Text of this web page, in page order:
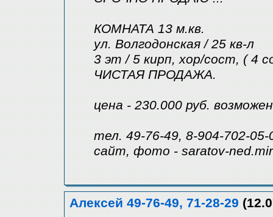
КОМНАТА 13 м.кв.
ул. Волгодонская / 25 кв-л
3 эт / 5 кирп, хор/сост, ( 4
ЧИСТАЯ ПРОДАЖА.
цена - 230.000 руб.
тел. 49-76-49, 8-904-702-05-
сайт, фото - saratov-
Алексей 49-76-49, 71-28-29